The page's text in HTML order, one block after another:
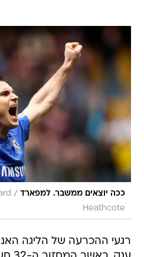
ככה יוצאים ממשבר. למפארד /
Heathcote
רגעי ההכרעה של הליגה